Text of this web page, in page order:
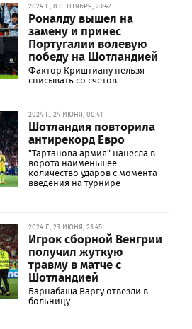
2024 Г., 8 СЕНТЯБРЯ, 23:42
Роналду вышел на
замену и принес
Португалии волевую
победу на Шотландией
Фактор Криштиану нельзя
списывать со счетов.
2024 Г., 24 ИЮНЯ, 00:41
Шотландия повторила
антирекорд Евро
"Тартанова армия" нанесла в
ворота наименьшее
количество ударов с момента
введения на турнире
2024 Г., 23 ИЮНЯ, 23:45
Игрок сборной Венгрии
получил жуткую
травму в матче с
Шотландией
Барнабаша Варгу отвезли в
больницу.